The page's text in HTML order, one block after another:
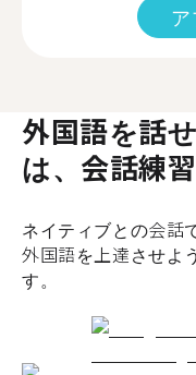
外国語を話
は、会話練
ネイティブとの会話
外国語を上達させよ
す。